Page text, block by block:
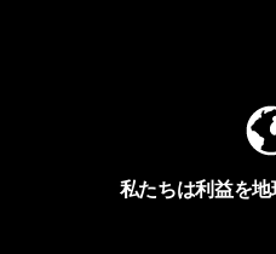
私たちは利益を地